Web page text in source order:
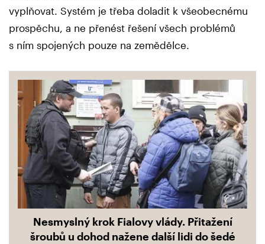
vyplňovat. Systém je třeba doladit k všeobecnému
prospěchu, a ne přenést řešení všech problémů
s ním spojených pouze na zemědělce.
Nesmyslný krok Fialovy vlády. Přitažení
šroubů u dohod nažene další lidi do šedé